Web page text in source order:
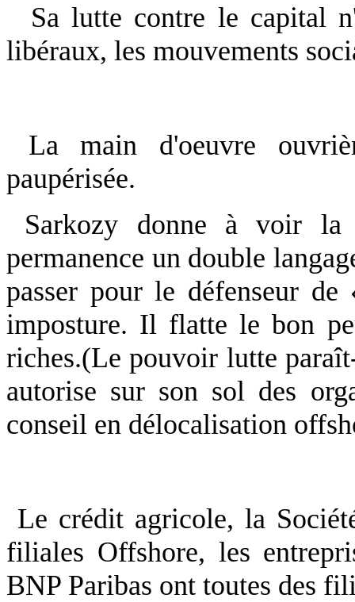
Sa lutte contre le capital
libéraux, les mouvements
La main d'oeuvre
paupérisée.
Sarkozy donne à voir
permanence un double
passer pour le défenseur
imposture. Il flatte le bon
riches.(Le pouvoir lutte
autorise sur son sol des
conseil en délocalisation
Le crédit agricole, la
filiales Offshore, les
BNP Paribas ont toutes des